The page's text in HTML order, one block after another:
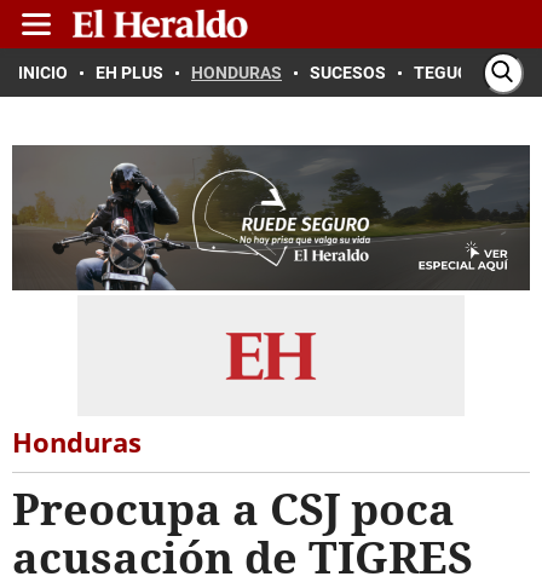
INICIO EH PLUS HONDURAS SUCESOS TEGUCIGALPA
Honduras
Preocupa a CSJ poca
acusación de TIGRES